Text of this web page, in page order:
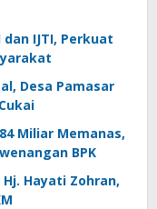
dan IJTI, Perkuat
Desa Pamasar
Miliar Memanas,
BPK
Hayati Zohran,